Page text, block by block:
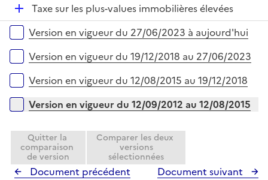
e
r
D
é
p
e
Taxe sur les plus-values immobilières élevées
Versions sur la période
Version en vigueur du 27/06/2023 à aujourd'hui
Version en vigueur du 19/12/2018 au 27/06/2023
Version en vigueur du 12/08/2015 au 19/12/2018
Version en vigueur du 12/09/2012 au 12/08/2015
Quitter la
comparaison
de version
Comparer les deux
versions
sélectionnées
Document précédent Document suivant